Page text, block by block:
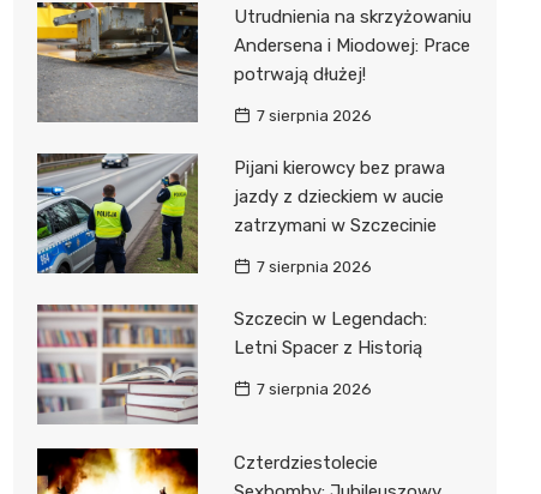
Akademii
Publiczny
Kliniczny nr 2
Szpital im.
Publiczny
Szpital
im. M.
Curi
Utrudnienia na skrzyżowaniu
Andersena i Miodowej: Prace
potrwają dłużej!
7 sierpnia 2026
Pijani kierowcy bez prawa
jazdy z dzieckiem w aucie
zatrzymani w Szczecinie
7 sierpnia 2026
Szczecin w Legendach:
Letni Spacer z Historią
7 sierpnia 2026
Czterdziestolecie